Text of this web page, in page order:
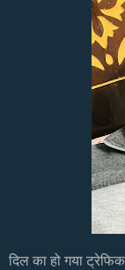
दिल का हो गया